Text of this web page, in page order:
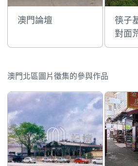
澳門論壇
筷子
對面
澳門北區圖片徵集的參與作品